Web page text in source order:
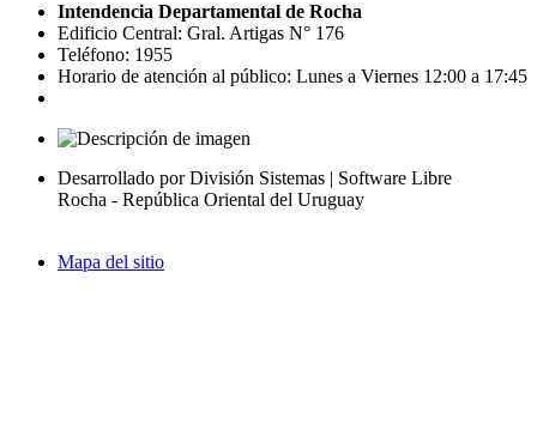
Intendencia Departamental de Rocha
Edificio Central: Gral. Artigas N° 176
Teléfono: 1955
Horario de atención al público: Lunes a Viernes 12:00 a 17:45
Desarrollado por División Sistemas | Software Libre
Rocha - República Oriental del Uruguay
Mapa del sitio